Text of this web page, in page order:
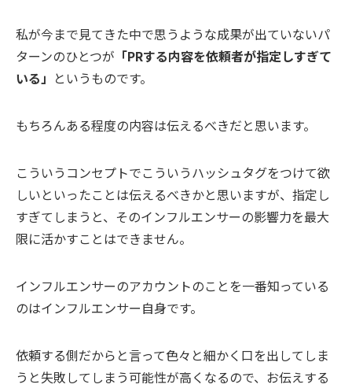
私が今まで見てきた中で思うような成果が出ていないパ
ターンのひとつが 「PRする内容を依頼者が指定しすぎて
いる」 というものです。
もちろんある程度の内容は伝えるべきだと思います。
こういうコンセプトでこういうハッシュタグをつけて欲
しいといったことは伝えるべきかと思いますが、指定し
すぎてしまうと、そのインフルエンサーの影響力を最大
限に活かすことはできません。
インフルエンサーのアカウントのことを一番知っている
のはインフルエンサー自身です。
依頼する側だからと言って色々と細かく口を出してしま
うと失敗してしまう可能性が高くなるので、お伝えする